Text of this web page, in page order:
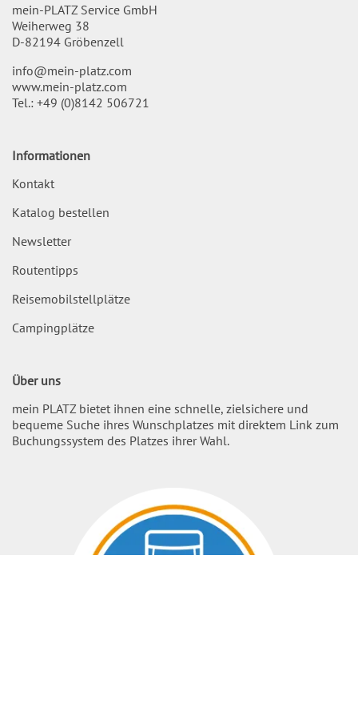
mein-PLATZ Service GmbH
Weiherweg 38
D-82194 Gröbenzell
info@mein-platz.com
www.mein-platz.com
Tel.: +49 (0)8142 506721
Informationen
Kontakt
Katalog bestellen
Newsletter
Routentipps
Reisemobilstellplätze
Campingplätze
Über uns
mein PLATZ bietet ihnen eine schnelle, zielsichere und
bequeme Suche ihres Wunschplatzes mit direktem Link zum
Buchungssystem des Platzes ihrer Wahl.